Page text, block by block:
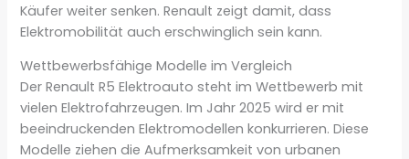
Käufer weiter senken. Renault zeigt damit, dass
Elektromobilität auch erschwinglich sein kann.
Wettbewerbsfähige Modelle im Vergleich
Der Renault R5 Elektroauto steht im Wettbewerb mit
vielen Elektrofahrzeugen. Im Jahr 2025 wird er mit
beeindruckenden Elektromodellen konkurrieren. Diese
Modelle ziehen die Aufmerksamkeit von urbanen